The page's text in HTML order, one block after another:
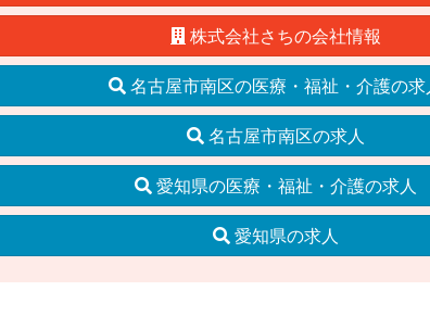
株式会社さちの会社情報
名古屋市南区の医療・福祉・介護の求
名古屋市南区の求人
愛知県の医療・福祉・介護の求人
愛知県の求人